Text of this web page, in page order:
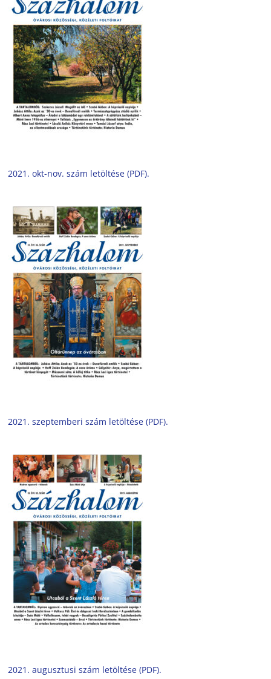
2021. okt-nov. szám letöltése (PDF).
2021. szeptemberi szám letöltése (PDF).
2021. augusztusi szám letöltése (PDF).